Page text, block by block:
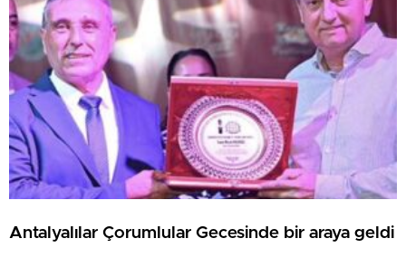
Antalyalılar Çorumlular Gecesinde bir araya geldi